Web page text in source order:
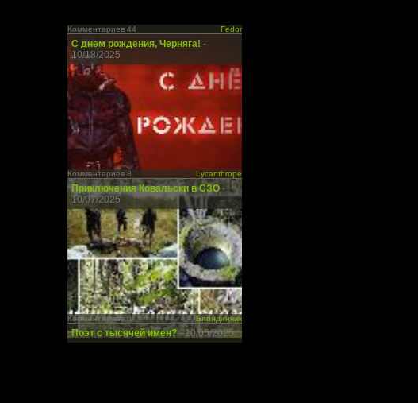
Комментариев 44 Fedor
С днем рождения, Черняга! -
10/18/2025
Комментариев 8 Lycanthrope
Приключения Ковальски в СЗО-
10/07/2025
Комментариев 6 Блондинчик
Поэт с тысячей имен? - 10/05/2025